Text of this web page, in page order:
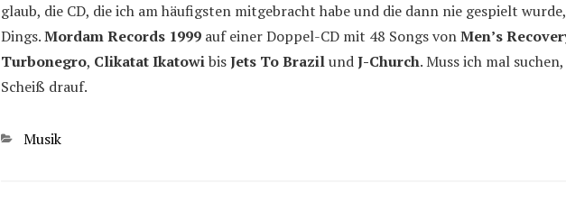
glaub, die CD, die ich am häufigsten mitgebracht habe und die dann nie gespielt
Dings.Mordam Records 1999 auf einer Doppel-CD mit 48 Songs vonMen’s
Turbonegro, Clikatat IkatowibisJets To BrazilundJ-Church. Muss ich mal
Scheiß drauf.
Kategorien
Musik